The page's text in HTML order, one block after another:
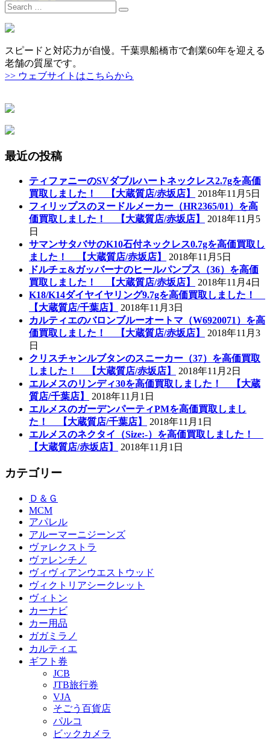
Search
for:
スピードと対応力が自慢。千葉県船橋市で創業60年を迎える
老舗の質屋です。
>> ウェブサイトはこちらから
最近の投稿
ティファニーのSVダブルハートネックレス2.7gを高価
買取しました！ 【大蔵質店/赤坂店】
2018年11月5日
フィリップスのヌードルメーカー（HR2365/01）を高
価買取しました！ 【大蔵質店/赤坂店】
2018年11月5
日
サマンサタバサのK10石付ネックレス0.7gを高価買取し
ました！ 【大蔵質店/赤坂店】
2018年11月5日
ドルチェ&ガッバーナのヒールパンプス（36）を高価
買取しました！ 【大蔵質店/赤坂店】
2018年11月4日
K18/K14ダイヤイヤリング9.7gを高価買取しました！
【大蔵質店/千葉店】
2018年11月3日
カルティエのバロンブルーオートマ（W6920071）を高
価買取しました！ 【大蔵質店/赤坂店】
2018年11月3
日
クリスチャンルブタンのスニーカー（37）を高価買取
しました！ 【大蔵質店/赤坂店】
2018年11月2日
エルメスのリンディ30を高価買取しました！ 【大蔵
質店/千葉店】
2018年11月1日
エルメスのガーデンパーティPMを高価買取しまし
た！ 【大蔵質店/千葉店】
2018年11月1日
エルメスのネクタイ（Size:-）を高価買取しました！
【大蔵質店/赤坂店】
2018年11月1日
カテゴリー
Ｄ＆Ｇ
MCM
アパレル
アルーマーニジーンズ
ヴァレクストラ
ヴァレンチノ
ヴィヴィアンウエストウッド
ヴィクトリアシークレット
ヴィトン
カーナビ
カー用品
ガガミラノ
カルティエ
ギフト券
JCB
JTB旅行券
VJA
そごう百貨店
パルコ
ビックカメラ